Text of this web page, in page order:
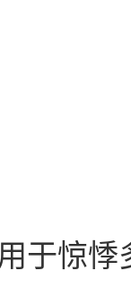
于惊